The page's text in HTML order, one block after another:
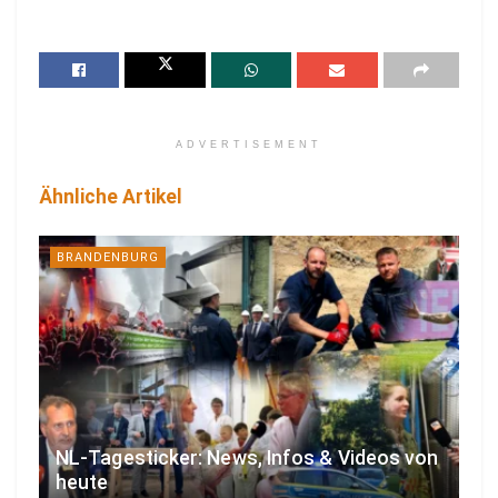
ADVERTISEMENT
Ähnliche Artikel
BRANDENBURG
NL-Tagesticker: News, Infos & Videos von
heute